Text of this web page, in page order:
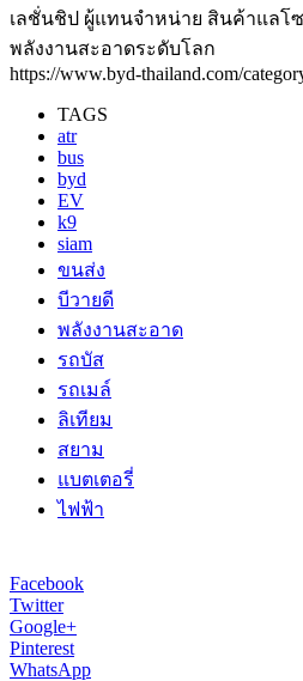
เลชั่นชิป ผู้แทนจำหน่าย สินค้าแลโ
พลังงานสะอาดระดับโลก
https://www.byd-thailand.com/
TAGS
atr
bus
byd
EV
k9
siam
ขนส่ง
บีวายดี
พลังงานสะอาด
รถบัส
รถเมล์
ลิเทียม
สยาม
แบตเตอรี่
ไฟฟ้า
Facebook
Twitter
Google+
Pinterest
WhatsApp